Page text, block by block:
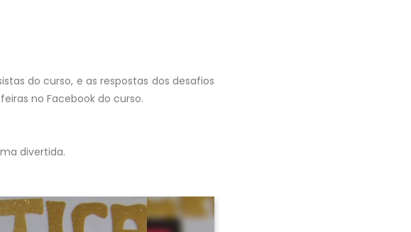
do curso, e as respostas dos desafios
no Facebook do curso.
divertida.